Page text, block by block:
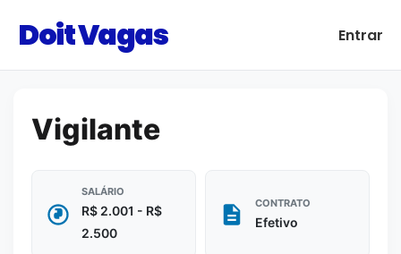
Doit Vagas Entrar
Vigilante
SALÁRIO
R$ 2.001 - R$
2.500
CONTRATO
Efetivo